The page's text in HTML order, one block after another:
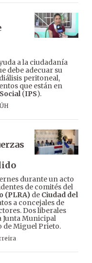
a la ciudadanía
debe adecuar su
peritoneal,
que están en
(IPS).
durante un acto
de comités del
(PLRA) de Ciudad del
a concejales de
Dos liberales
Junta Municipal
de Miguel Prieto.